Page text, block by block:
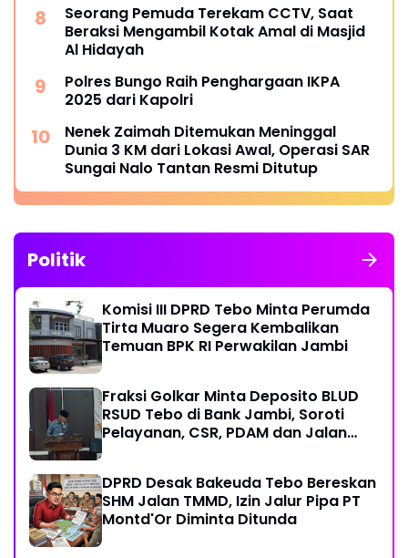
Seorang Pemuda Terekam CCTV, Saat
Beraksi Mengambil Kotak Amal di Masjid
Al Hidayah
Polres Bungo Raih Penghargaan IKPA
2025 dari Kapolri
Nenek Zaimah Ditemukan Meninggal
Dunia 3 KM dari Lokasi Awal, Operasi SAR
Sungai Nalo Tantan Resmi Ditutup
Politik
Komisi III DPRD Tebo Minta Perumda
Tirta Muaro Segera Kembalikan
Temuan BPK RI Perwakilan Jambi
Fraksi Golkar Minta Deposito BLUD
RSUD Tebo di Bank Jambi, Soroti
Pelayanan, CSR, PDAM dan Jalan
DPRD Desak Bakeuda Tebo Bereskan
SHM Jalan TMMD, Izin Jalur Pipa PT
Montd'Or Diminta Ditunda